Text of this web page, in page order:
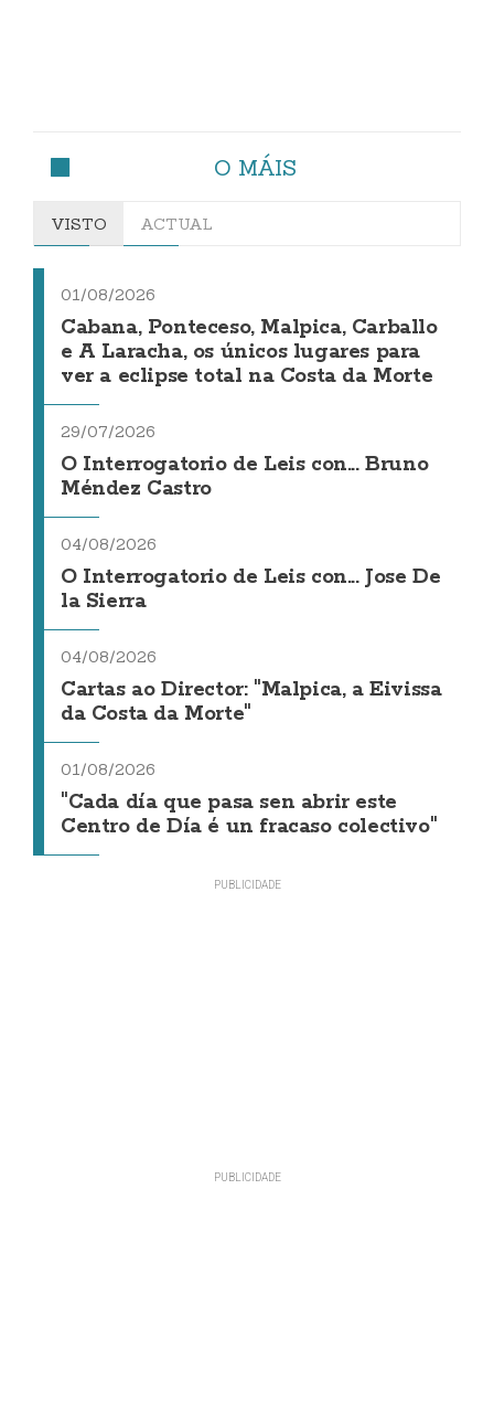
O MÁIS
VISTO ACTUAL
01/08/2026
Cabana, Ponteceso, Malpica, Carballo
e A Laracha, os únicos lugares para
ver a eclipse total na Costa da Morte
29/07/2026
O Interrogatorio de Leis con... Bruno
Méndez Castro
04/08/2026
O Interrogatorio de Leis con... Jose De
la Sierra
04/08/2026
Cartas ao Director: "Malpica, a Eivissa
da Costa da Morte"
01/08/2026
"Cada día que pasa sen abrir este
Centro de Día é un fracaso colectivo"